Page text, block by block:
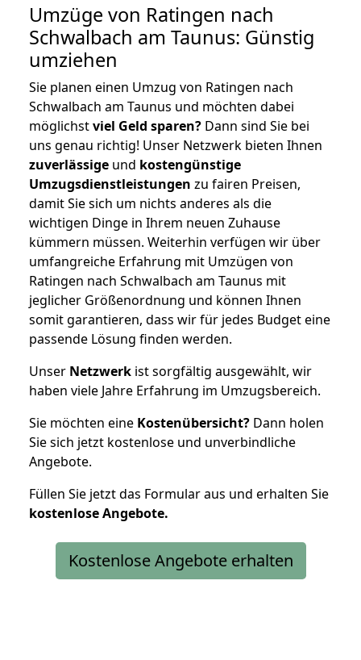
Umzüge von Ratingen nach
Schwalbach am Taunus: Günstig
umziehen
Sie planen einen Umzug von Ratingen nach
Schwalbach am Taunus und möchten dabei
möglichstviel Geld sparen? Dann sind Sie bei
uns genau richtig! Unser Netzwerk bieten Ihnen
zuverlässige und kostengünstige
Umzugsdienstleistungen zu fairen Preisen,
damit Sie sich um nichts anderes als die
wichtigen Dinge in Ihrem neuen Zuhause
kümmern müssen. Weiterhin verfügen wir über
umfangreiche Erfahrung mit Umzügen von
Ratingen nach Schwalbach am Taunus mit
jeglicher Größenordnung und können Ihnen
somit garantieren, dass wir für jedes Budget eine
passende Lösung finden werden.
Unser Netzwerk ist sorgfältig ausgewählt, wir
haben viele Jahre Erfahrung im Umzugsbereich.
Sie möchten eine Kostenübersicht? Dann holen
Sie sich jetzt kostenlose und unverbindliche
Angebote.
Füllen Sie jetzt das Formular aus und erhalten Sie
kostenloseAngebote.
Kostenlose Angebote erhalten